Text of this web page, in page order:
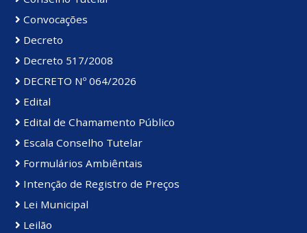
Convocações
Decreto
Decreto 517/2008
DECRETO Nº 064/2026
Edital
Edital de Chamamento Público
Escala Conselho Tutelar
Formulários Ambiêntais
Intenção de Registro de Preços
Lei Municipal
Leilão